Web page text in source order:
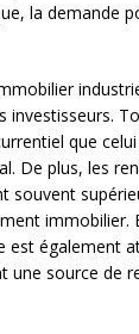
la demande
que
De plus, les
souvent
immobilier.
est également
une source de